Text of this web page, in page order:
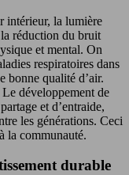
intérieur, la lumière
la réduction du bruit
et mental. On
respiratoires dans
bonne qualité d’air.
Le développement de
et d’entraide,
les générations. Ceci
la communauté.
durable